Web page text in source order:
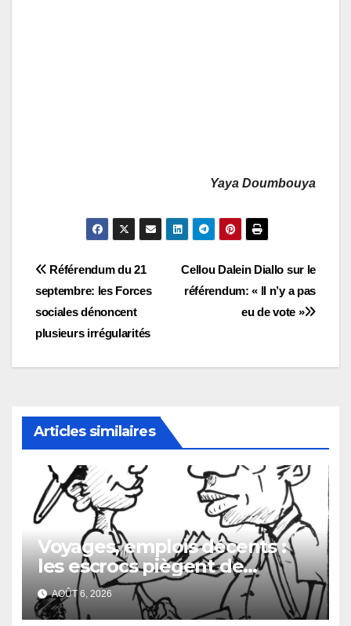
Yaya Doumbouya
Navigation
de
l’article
Cellou Dalein Diallo sur le
référendum: « Il n’y a pas
eu de vote »
Référendum du 21
septembre: les Forces
sociales dénoncent
plusieurs irrégularités
Articles similaires
Voyages, emplois décents :
les escrocs piègent de
nombreux jeunes
AOÛT 6, 2026